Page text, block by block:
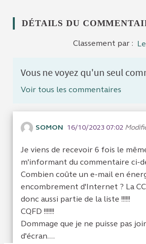
DÉTAILS DU
Classement par :
Vous ne voyez qu'un seul
Voir tous les commentaires
SOMON 16/10/2023 07:02
Je viens de recevoir 6 fois le
m'informant du commentaire ci-
Combien coûte un e-mail en
encombrement d'Internet ? La
donc aussi partie de la liste !!!!!!
CQFD !!!!!!!
Dommage que je ne puisse pas
d'écran....